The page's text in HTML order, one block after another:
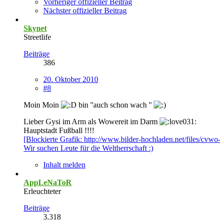
Nächster offizieller Beitrag
Skynet
Streetlife
Beiträge
386
20. Oktober 2010
#8
Moin Moin
bin ''auch schon wach ''
Lieber Gysi im Arm als Wowereit im Darm
Hauptstadt Fußball !!!!
[Blockierte Grafik: http://www.bilder-hochladen.net/files/
Wir suchen Leute für die Weltherrschaft :)
Inhalt melden
AppLeNaToR
Erleuchteter
Beiträge
3.318